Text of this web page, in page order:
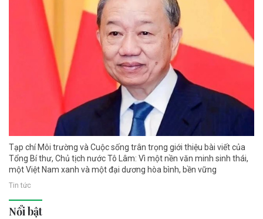
Tạp chí Môi trường và Cuộc sống trân trọng giới thiệu bài viết của
Tổng Bí thư, Chủ tịch nước Tô Lâm: Vì một nền văn minh sinh thái,
một Việt Nam xanh và một đại dương hòa bình, bền vững
Tin tức
Nổi bật